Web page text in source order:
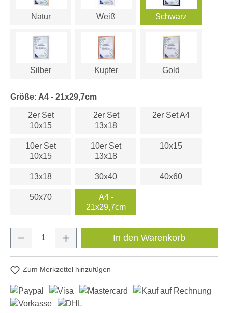
Natur Weiß Schwarz
Silber Kupfer Gold
Größe: A4 - 21x29,7cm
2er Set
10x15
2er Set
13x18
2er Set A4
10er Set
10x15
10er Set
13x18
10x15
13x18 30x40 40x60
50x70
A4 -
21x29,7cm
Produkt Anzahl: Gib den gewünschten
In den Warenkorb
Zum Merkzettel hinzufügen